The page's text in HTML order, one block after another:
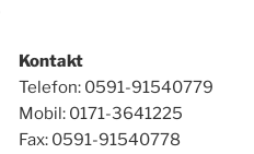
Kontakt
Telefon: 0591-91540779
Mobil: 0171-3641225
Fax: 0591-91540778